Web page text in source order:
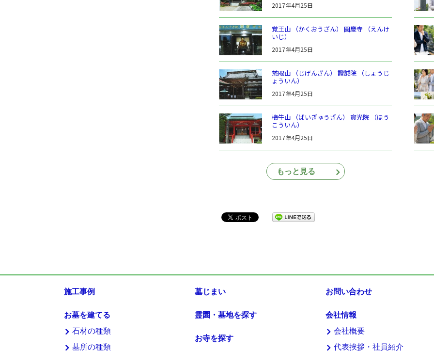
2017年4月25日
覚王山 （かくおうざん） 圓慶寺 （えんけ
いじ）
2017年4月25日
慈眼山 （じげんざん） 證誠院 （しょうじ
ょういん）
2017年4月25日
梅牛山 （ばいぎゅうざん） 寳光院 （ほう
こういん）
2017年4月25日
もっと見る
施工事例
お墓を建てる
石材の種類
墓所の種類
墓じまい
霊園・墓地を探す
お寺を探す
お問い合わせ
会社情報
会社概要
代表挨拶・社員紹介